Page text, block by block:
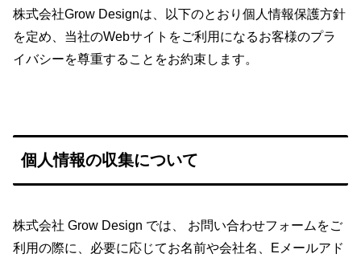
株式会社Grow Designは、以下のとおり個人情報保護方針
を定め、当社のWebサイトをご利用になるお客様のプラ
イバシーを尊重することをお約束します。
個人情報の収集について
株式会社 Grow Design では、 お問い合わせフォームをご
利用の際に、必要に応じてお名前や会社名、Eメールアド